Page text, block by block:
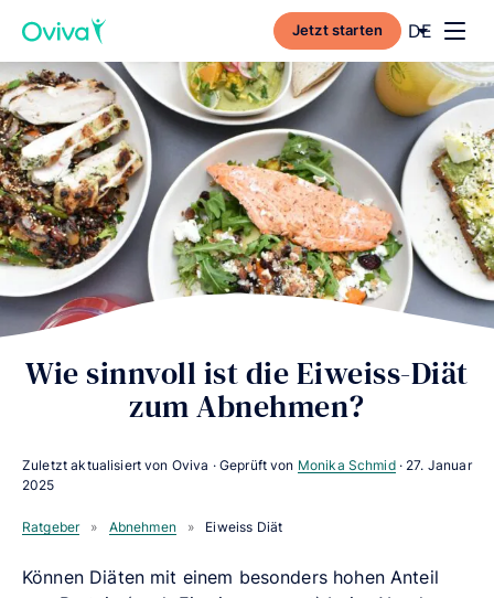
Jetzt starten Current
DE
Wie sinnvoll ist die Eiweiss-Diät
zum Abnehmen?
Zuletzt aktualisiert von Oviva · Geprüft von Monika Schmid· 27. Januar
2025
Ratgeber » Abnehmen » Eiweiss Diät
Können Diäten mit einem besonders hohen Anteil